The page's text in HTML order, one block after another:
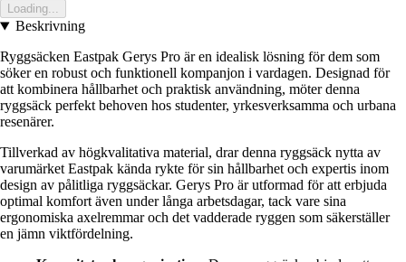
Loading...
Beskrivning
Ryggsäcken Eastpak Gerys Pro är en idealisk lösning för dem som
söker en robust och funktionell kompanjon i vardagen. Designad för
att kombinera hållbarhet och praktisk användning, möter denna
ryggsäck perfekt behoven hos studenter, yrkesverksamma och urbana
resenärer.
Tillverkad av högkvalitativa material, drar denna ryggsäck nytta av
varumärket Eastpak kända rykte för sin hållbarhet och expertis inom
design av pålitliga ryggsäckar. Gerys Pro är utformad för att erbjuda
optimal komfort även under långa arbetsdagar, tack vare sina
ergonomiska axelremmar och det vadderade ryggen som säkerställer
en jämn viktfördelning.